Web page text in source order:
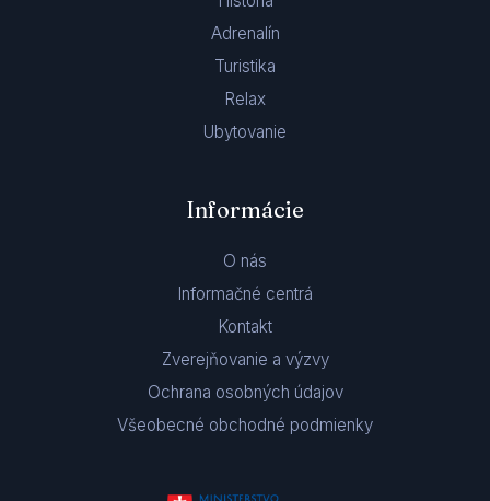
Adrenalín
Turistika
Relax
Ubytovanie
Informácie
O nás
Informačné centrá
Kontakt
Zverejňovanie a výzvy
Ochrana osobných údajov
Všeobecné obchodné podmienky